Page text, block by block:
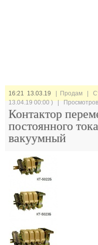
16:21 13.03.19 | Продам |
13.04.19 00:00 ) |
Контактор
постоянного
вакуумный